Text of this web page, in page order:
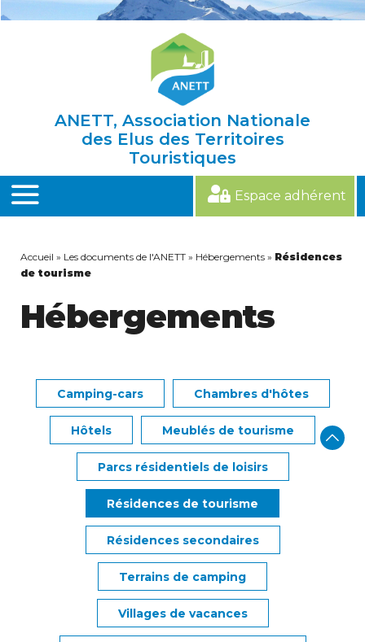
ANETT, Association Nationale
des Elus des Territoires
Touristiques
MENU
Espace adhérent
Accueil » Les documents de l'ANETT » Hébergements » Résidences
de tourisme
Hébergements
Camping-cars Chambres d'hôtes
Hôtels Meublés de tourisme
Parcs résidentiels de loisirs
Résidences de tourisme
Résidences secondaires
Terrains de camping
Villages de vacances